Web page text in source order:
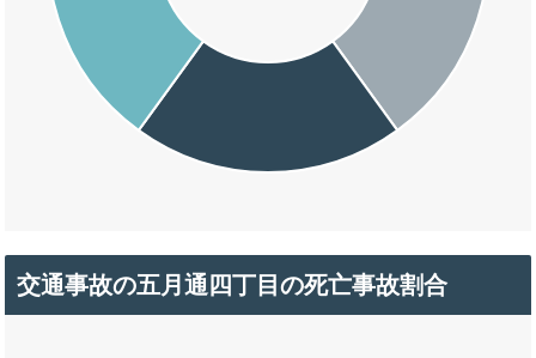
交通事故の五月通四丁目の死亡事故割合